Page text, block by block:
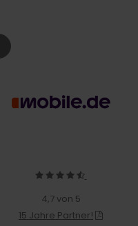
4,7 von 5
15 Jahre Partner!